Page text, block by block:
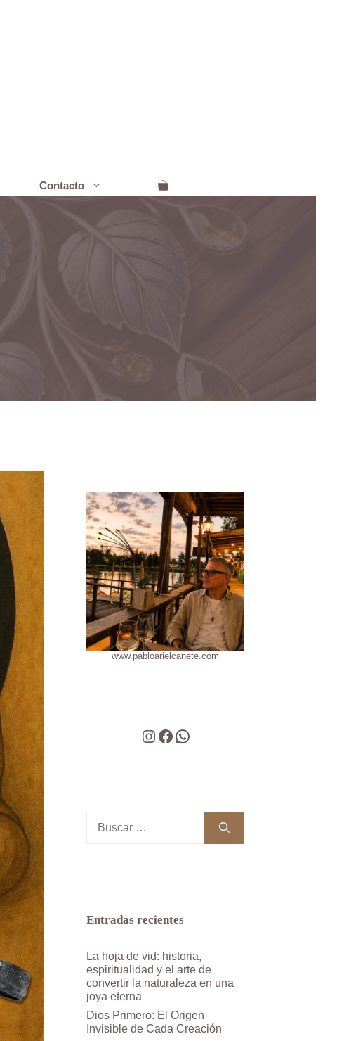
Contacto
www.pabloarielcanete.com
Instagram
Facebook
WhatsApp
Entradas recientes
La hoja de vid: historia,
espiritualidad y el arte de
convertir la naturaleza en una
joya eterna
Dios Primero: El Origen
Invisible de Cada Creación